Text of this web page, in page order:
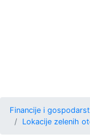
Financije i
Lokacije zelenih